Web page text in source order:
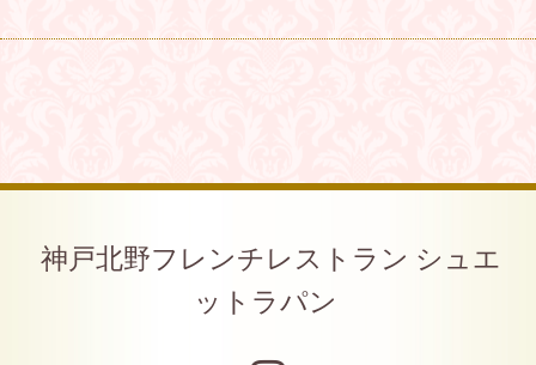
神戸北野フレンチレストラン シュエ
ットラパン